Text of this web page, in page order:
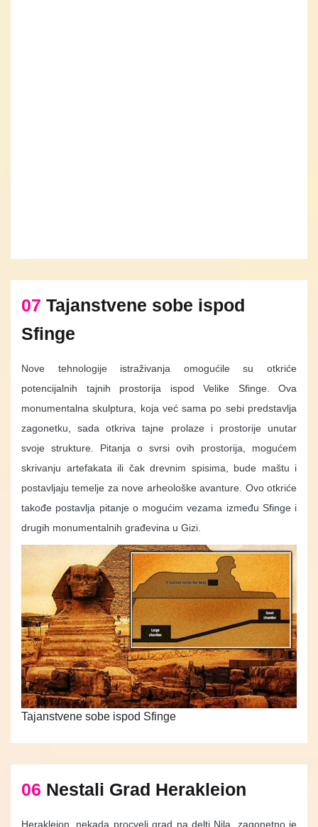
07 Tajanstvene sobe ispod
Sfinge
Nove tehnologije istraživanja omogućile su otkriće
potencijalnih tajnih prostorija ispod Velike Sfinge. Ova
monumentalna skulptura, koja već sama po sebi predstavlja
zagonetku, sada otkriva tajne prolaze i prostorije unutar
svoje strukture. Pitanja o svrsi ovih prostorija, mogućem
skrivanju artefakata ili čak drevnim spisima, bude maštu i
postavljaju temelje za nove arheološke avanture. Ovo otkriće
takođe postavlja pitanje o mogućim vezama između Sfinge i
drugih monumentalnih građevina u Gizi.
Tajanstvene sobe ispod Sfinge
06 Nestali Grad Herakleion
Herakleion, nekada procveli grad na delti Nila, zagonetno je